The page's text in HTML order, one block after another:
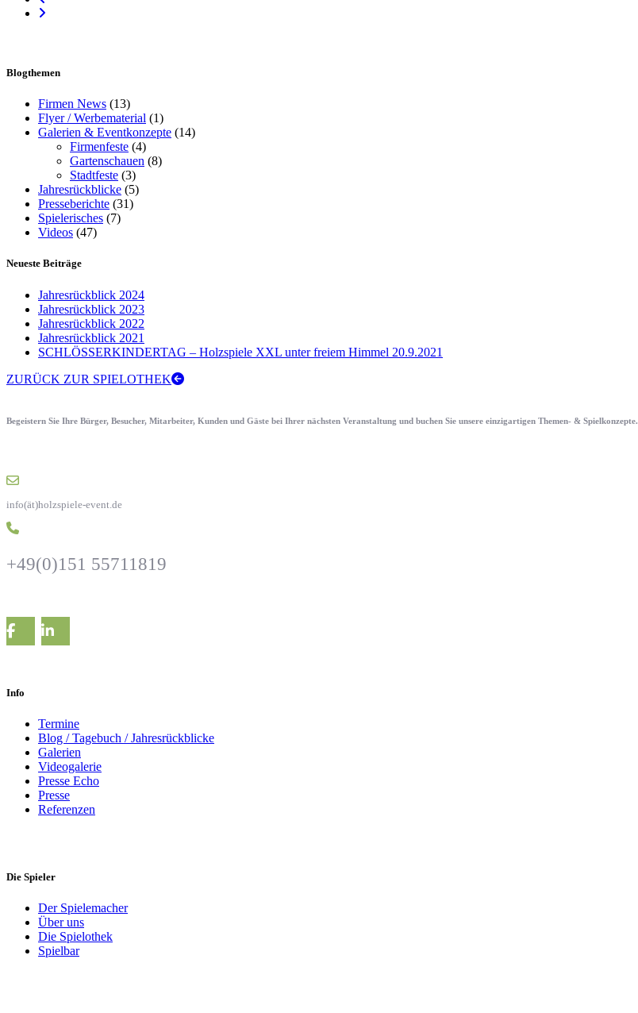
Blogthemen
Firmen News (13)
Flyer / Werbematerial (1)
Galerien & Eventkonzepte (14)
Firmenfeste (4)
Gartenschauen (8)
Stadtfeste (3)
Jahresrückblicke (5)
Presseberichte (31)
Spielerisches (7)
Videos (47)
Neueste Beiträge
Jahresrückblick 2024
Jahresrückblick 2023
Jahresrückblick 2022
Jahresrückblick 2021
SCHLÖSSERKINDERTAG – Holzspiele XXL unter freiem Himmel 20.9.2021
ZURÜCK ZUR SPIELOTHEK
Begeistern Sie Ihre Bürger, Besucher, Mitarbeiter, Kunden und Gäste bei Ihrer nächsten Veranstaltung und buchen Sie unsere einzigartigen Themen- & Spielkonzepte.
info(ät)holzspiele-event.de
+49(0)151 55711819
Info
Termine
Blog / Tagebuch / Jahresrückblicke
Galerien
Videogalerie
Presse Echo
Presse
Referenzen
Die Spieler
Der Spielemacher
Über uns
Die Spielothek
Spielbar